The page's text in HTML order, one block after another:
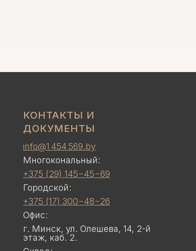
КОНТАКТЫ И
ДОКУМЕНТЫ
info@1 454 569.by
Многокональный:
+375 (29) 145−45−69
Городской:
+375 (17) 300−48−26
Офис:
г. Минск, ул. Олешева, 14, 2-й
этаж, каб. 2.